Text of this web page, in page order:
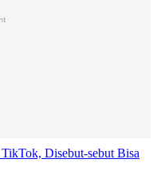
Disebut-sebut Bisa